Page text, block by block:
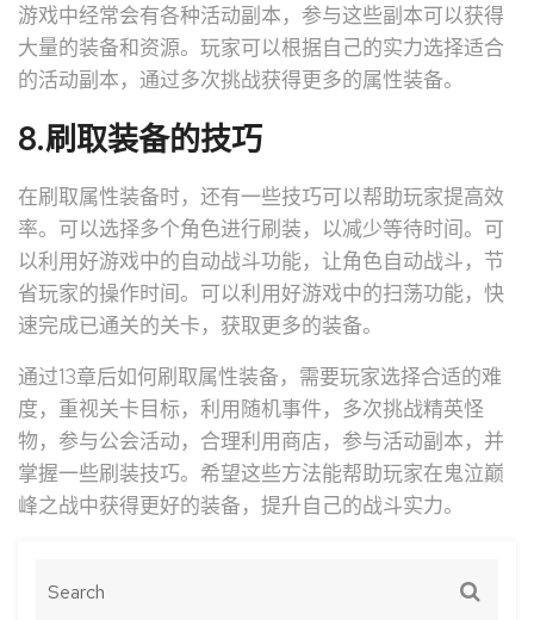
游戏中经常会有各种活动副本，参与这些副本可以获得
大量的装备和资源。玩家可以根据自己的实力选择适合
的活动副本，通过多次挑战获得更多的属性装备。
8.刷取装备的技巧
在刷取属性装备时，还有一些技巧可以帮助玩家提高效
率。可以选择多个角色进行刷装，以减少等待时间。可
以利用好游戏中的自动战斗功能，让角色自动战斗，节
省玩家的操作时间。可以利用好游戏中的扫荡功能，快
速完成已通关的关卡，获取更多的装备。
通过13章后如何刷取属性装备，需要玩家选择合适的难
度，重视关卡目标，利用随机事件，多次挑战精英怪
物，参与公会活动，合理利用商店，参与活动副本，并
掌握一些刷装技巧。希望这些方法能帮助玩家在鬼泣巅
峰之战中获得更好的装备，提升自己的战斗实力。